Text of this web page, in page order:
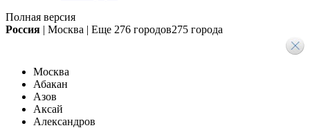
Полная версия
Россия | Москва | Еще 276 городов275 города
Москва
Абакан
Азов
Аксай
Александров